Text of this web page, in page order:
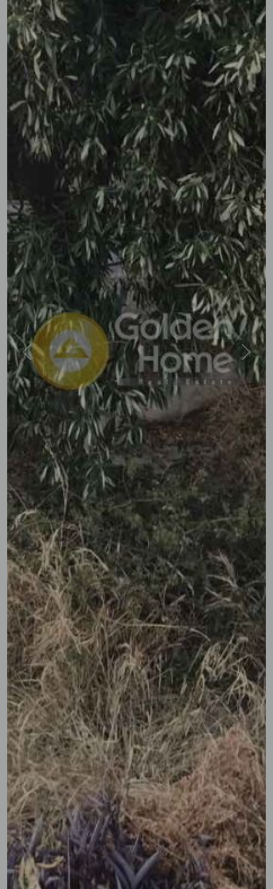
Previous Next